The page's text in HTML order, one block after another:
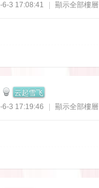
6-3 17:08:41 顯示全部樓層
云起雪飞
6-3 17:19:46 顯示全部樓層